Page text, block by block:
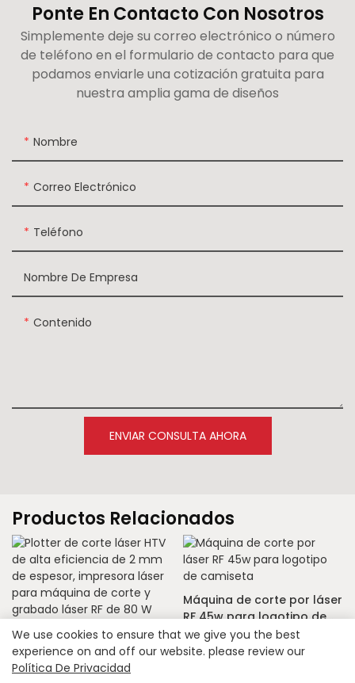
Ponte En Contacto Con Nosotros
Simplemente deje su correo electrónico o número
de teléfono en el formulario de contacto para que
podamos enviarle una cotización gratuita para
nuestra amplia gama de diseños
Nombre
Correo Electrónico
Teléfono
Nombre De Empresa
Contenido
ENVIAR CONSULTA AHORA
Productos Relacionados
Plotter de corte láser HTV
de alta eficiencia de 2 mm
de espesor, impresora
Máquina de corte por láser
RF 45w para logotipo de
camiseta
We use cookies to ensure that we give you the best
experience on and off our website. please review our
Política De Privacidad